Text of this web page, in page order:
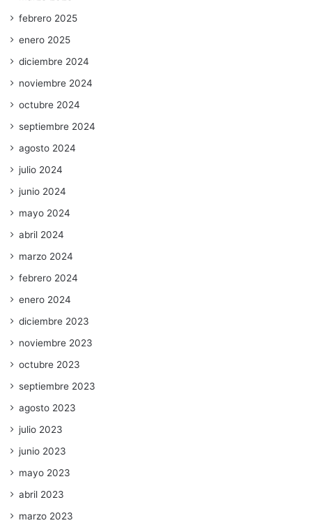
febrero 2025
enero 2025
diciembre 2024
noviembre 2024
octubre 2024
septiembre 2024
agosto 2024
julio 2024
junio 2024
mayo 2024
abril 2024
marzo 2024
febrero 2024
enero 2024
diciembre 2023
noviembre 2023
octubre 2023
septiembre 2023
agosto 2023
julio 2023
junio 2023
mayo 2023
abril 2023
marzo 2023